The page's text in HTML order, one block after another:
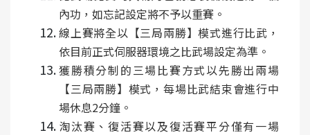
內功，如忘記設定將不予以重賽。
線上賽將全以【三局兩勝】模式進行比武，
依目前正式伺服器環境之比武場設定為準。
獲勝積分制的三場比賽方式以先勝出兩場
【三局兩勝】模式，每場比武結束會進行中
場休息2分鐘。
淘汰賽、復活賽以及復活賽平分僅有一場